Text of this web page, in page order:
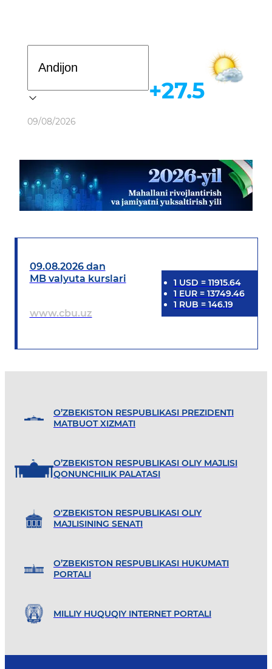
Ob-havo
09/08/2026
+27.5
09.08.2026 dan
MB valyuta kurslari
www.cbu.uz
1 USD = 11915.64
1 EUR= 13749.46
1 RUB = 146.19
O’ZBEKISTON RESPUBLIKASI PREZIDENTI
MATBUOT XIZMATI
O’ZBEKISTON RESPUBLIKASI OLIY MAJLISI
QONUNCHILIK PALATASI
O'ZBEKISTON RESPUBLIKASI OLIY
MAJLISINING SENATI
O’ZBEKISTON RESPUBLIKASI HUKUMATI
PORTALI
MILLIY HUQUQIY INTERNET PORTALI